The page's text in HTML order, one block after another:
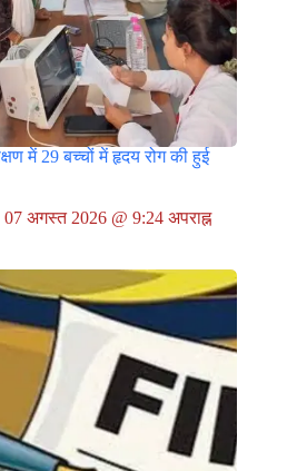
में 29 बच्चों में हृदय रोग की हुई
07 अगस्त 2026 @ 9:24 अपराह्न